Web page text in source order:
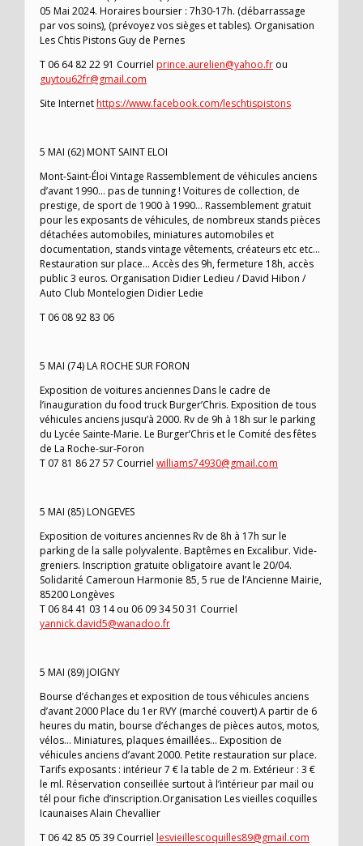
05 Mai 2024. Horaires boursier : 7h30-17h. (débarrassage
par vos soins), (prévoyez vos sièges et tables). Organisation
Les Chtis Pistons Guy de Pernes
T 06 64 82 22 91 Courriel prince.aurelien@yahoo.fr ou
guytou62fr@gmail.com
Site Internethttps://www.facebook.com/leschtispistons
5 MAI (62) MONT SAINT ELOI
Mont-Saint-Éloi Vintage Rassemblement de véhicules anciens
d’avant 1990… pas de tunning ! Voitures de collection, de
prestige, de sport de 1900 à 1990… Rassemblement gratuit
pour les exposants de véhicules, de nombreux stands pièces
détachées automobiles, miniatures automobiles et
documentation, stands vintage vêtements, créateurs etc etc…
Restauration sur place… Accès des 9h, fermeture 18h, accès
public 3 euros. Organisation Didier Ledieu / David Hibon /
Auto Club Montelogien Didier Ledie
T 06 08 92 83 06
5 MAI (74) LA ROCHE SUR FORON
Exposition de voitures anciennes Dans le cadre de
l’inauguration du food truck Burger’Chris. Exposition de tous
véhicules anciens jusqu’à 2000. Rv de 9h à 18h sur le parking
du Lycée Sainte-Marie. Le Burger’Chris et le Comité des fêtes
de La Roche-sur-Foron
T 07 81 86 27 57 Courriel williams74930@gmail.com
5 MAI (85) LONGEVES
Exposition de voitures anciennes Rv de 8h à 17h sur le
parking de la salle polyvalente. Baptêmes en Excalibur. Vide-
greniers. Inscription gratuite obligatoire avant le 20/04.
Solidarité Cameroun Harmonie 85, 5 rue de l’Ancienne Mairie,
85200 Longèves
T 06 84 41 03 14 ou 06 09 34 50 31 Courriel
yannick.david5@wanadoo.fr
5 MAI (89) JOIGNY
Bourse d’échanges et exposition de tous véhicules anciens
d’avant 2000 Place du 1er RVY (marché couvert) A partir de 6
heures du matin, bourse d’échanges de pièces autos, motos,
vélos… Miniatures, plaques émaillées… Exposition de
véhicules anciens d’avant 2000. Petite restauration sur place.
Tarifs exposants : intérieur 7 € la table de 2 m. Extérieur : 3 €
le ml. Réservation conseillée surtout à l’intérieur par mail ou
tél pour fiche d’inscription.Organisation Les vieilles coquilles
Icaunaises Alain Chevallier
T 06 42 85 05 39 Courriel lesvieillescoquilles89@gmail.com